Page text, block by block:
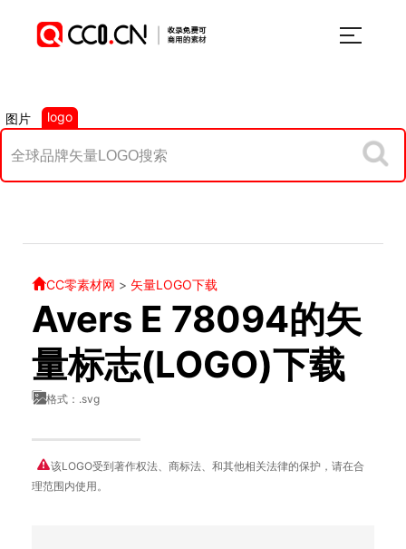
图片 logo
CC零素材网 > 矢量LOGO下载
Avers E 78094的矢
量标志(LOGO)下载
格式：.svg
该LOGO受到著作权法、商标法、和其他相关法律的保护，请在合
理范围内使用。